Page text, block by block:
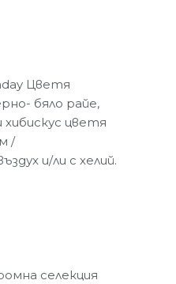
Цветя
бяло райе,
цветя
/
и/ли с хелий.
селекция